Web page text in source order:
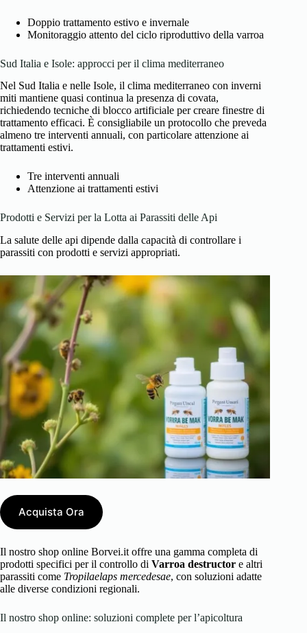
Doppio trattamento estivo e invernale
Monitoraggio attento del ciclo riproduttivo della varroa
Sud Italia e Isole: approcci per il clima mediterraneo
Nel Sud Italia e nelle Isole, il clima mediterraneo con inverni
miti mantiene quasi continua la presenza di covata,
richiedendo tecniche di blocco artificiale per creare finestre di
trattamento efficaci. È consigliabile un protocollo che preveda
almeno tre interventi annuali, con particolare attenzione ai
trattamenti estivi.
Tre interventi annuali
Attenzione ai trattamenti estivi
Prodotti e Servizi per la Lotta ai Parassiti delle Api
La salute delle api dipende dalla capacità di controllare i
parassiti con prodotti e servizi appropriati.
Acquista Ora
Il nostro shop online Borvei.it offre una gamma completa di
prodotti specifici per il controllo di Varroa destructor e altri
parassiti come Tropilaelaps mercedesae, con soluzioni adatte
alle diverse condizioni regionali.
Il nostro shop online: soluzioni complete per l’apicoltura